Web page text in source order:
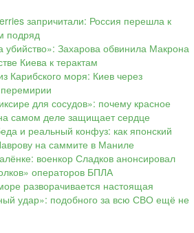
запричитали: Россия перешла к
подряд
Захарова обвинила Макрона
Киева к терактам
Карибского моря: Киев через
для сосудов»: почему красное
самом деле защищает сердце
и реальный конфуз: как японский
на саммите в Маниле
военкор Сладков анонсировал
операторов БПЛА
разворачивается настоящая
удар»: подобного за всю СВО ещё не